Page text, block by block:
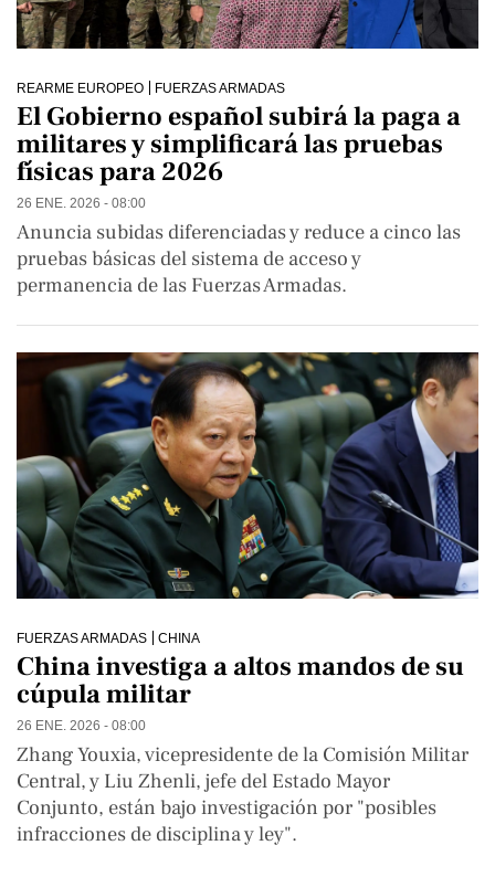
REARME EUROPEO FUERZAS ARMADAS
El Gobierno español subirá la paga a
militares y simplificará las pruebas
físicas para 2026
26 ENE. 2026 - 08:00
Anuncia subidas diferenciadas y reduce a cinco las
pruebas básicas del sistema de acceso y
permanencia de las Fuerzas Armadas.
FUERZAS ARMADAS CHINA
China investiga a altos mandos de su
cúpula militar
26 ENE. 2026 - 08:00
Zhang Youxia, vicepresidente de la Comisión Militar
Central, y Liu Zhenli, jefe del Estado Mayor
Conjunto, están bajo investigación por "posibles
infracciones de disciplina y ley".